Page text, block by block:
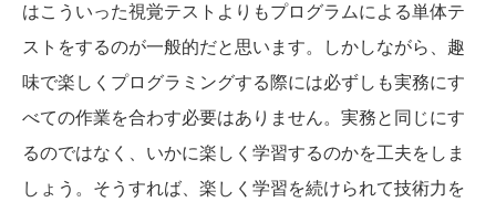
はこういった視覚テストよりもプログラムによる単体テ
ストをするのが一般的だと思います。しかしながら、趣
味で楽しくプログラミングする際には必ずしも実務にす
べての作業を合わす必要はありません。実務と同じにす
るのではなく、いかに楽しく学習するのかを工夫をしま
しょう。そうすれば、楽しく学習を続けられて技術力を